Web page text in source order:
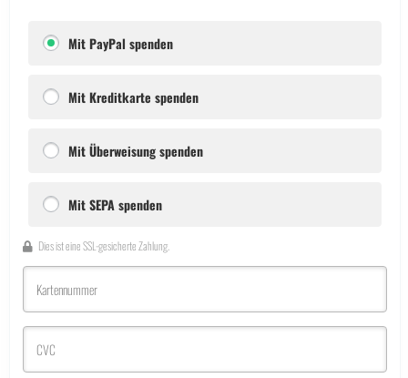
Mit PayPal spenden
Mit Kreditkarte spenden
Mit Überweisung spenden
Mit SEPA spenden
Dies ist eine SSL-gesicherte Zahlung.